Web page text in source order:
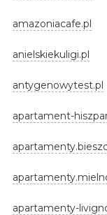
amazoniacafe.pl
anielskiekuligi.pl
antygenowytest.pl
apartament-
apartamenty-